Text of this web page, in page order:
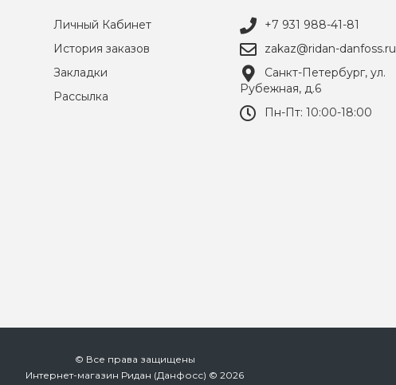
Личный Кабинет
История заказов
Закладки
Рассылка
+7 931 988-41-81
zakaz@ridan-danfoss.ru
Санкт-Петербург, ул.
Рубежная, д.6
Пн-Пт: 10:00-18:00
© Все права защищены
Интернет-магазин Ридан (Данфосс) © 2026